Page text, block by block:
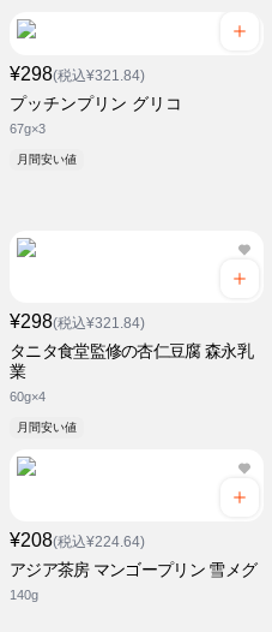
¥298(税込¥321.84)
プッチンプリン グリコ
67g×3
月間安い値
¥298(税込¥321.84)
タニタ食堂監修の杏仁豆腐 森永乳
業
60g×4
月間安い値
¥208(税込¥224.64)
アジア茶房 マンゴープリン 雪メグ
140g